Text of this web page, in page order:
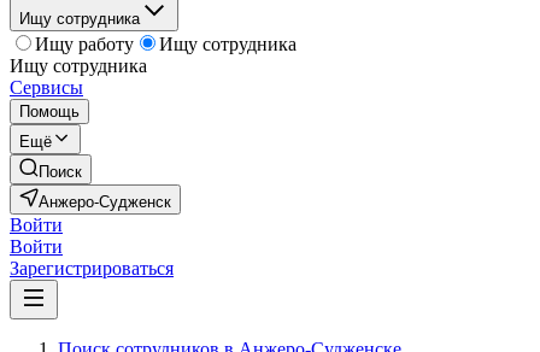
Ищу сотрудника
Ищу работу
Ищу сотрудника
Ищу сотрудника
Сервисы
Помощь
Ещё
Поиск
Анжеро-Судженск
Войти
Войти
Зарегистрироваться